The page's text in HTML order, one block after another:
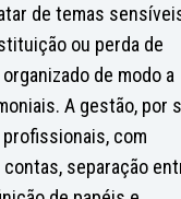
de temas
ou perda de
de modo a
A gestão, por
com
separação